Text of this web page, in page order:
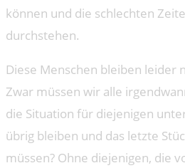
können und die schlechten
durchstehen.
Diese Menschen bleiben leider
Zwar müssen wir alle
die Situation für diejenigen
übrig bleiben und das letzte
müssen? Ohne diejenigen, die